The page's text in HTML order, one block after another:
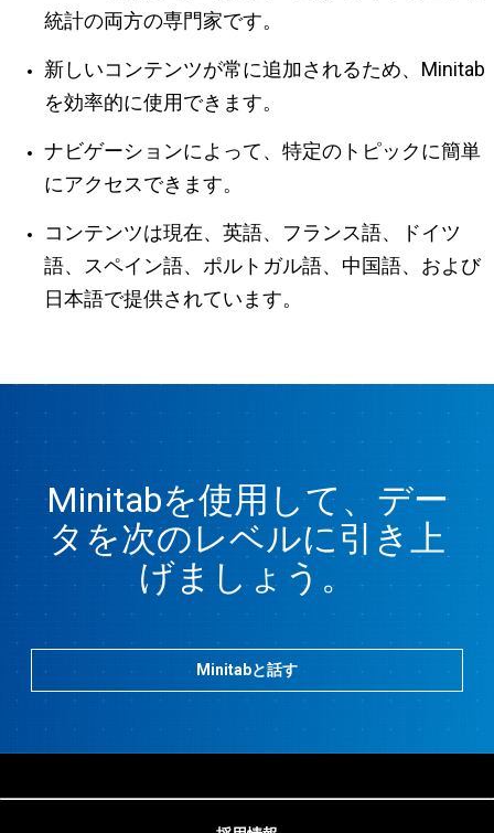
統計の両方の専門家です。
新しいコンテンツが常に追加されるため、Minitab
を効率的に使用できます。
ナビゲーションによって、特定のトピックに簡単
にアクセスできます。
コンテンツは現在、英語、フランス語、ドイツ
語、スペイン語、ポルトガル語、中国語、および
日本語で提供されています。
Minitabを使用して、デー
タを次のレベルに引き上
げましょう。
Minitabと話す